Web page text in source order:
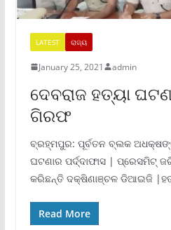
LATEST ରାଜ୍ୟ
January 25, 2021 admin
ଦେବରାଜ ହତ୍ୟା
ଗିରଫ
ବ୍ରହ୍ମପୁର: ପୂର୍ବତନ ବ୍ଲକ ଅଧକ୍ଷଙ୍କ
ଘଟଣାର ପର୍ଦ୍ଦାଫାସ | ପ୍ରେସମିଟ୍
କରିଛନ୍ତି ଦକ୍ଷିଣାଞ୍ଚଳ ଡିଆଇଜି
Read More